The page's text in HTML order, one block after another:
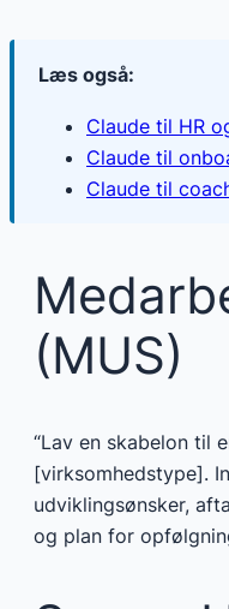
Læs også:
Claude til HR
Claude til
Claude til
(MUS)
“Lav en skabelon til
[virksomhedstype].
udviklingsønsker,
og plan for